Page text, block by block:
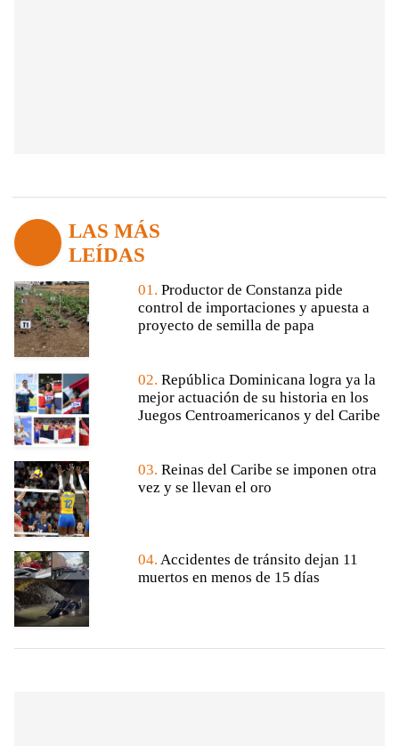
LAS MÁS
LEÍDAS
01. Productor de Constanza pide
control de importaciones y apuesta a
proyecto de semilla de papa
02. República Dominicana logra ya la
mejor actuación de su historia en los
Juegos Centroamericanos y del Caribe
03. Reinas del Caribe se imponen otra
vez y se llevan el oro
04. Accidentes de tránsito dejan 11
muertos en menos de 15 días